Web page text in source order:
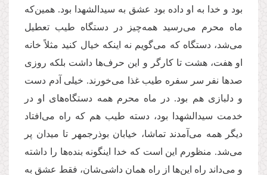
بود و خدا به او داده بود عشق به سیدالشهدا بود. همین‌که
ماه محرم می‌رسید همه‌چیز در دستگاه طیب تعطیل
می‌شد، دستگاه که می‌گویم نه اینکه خیال کنید مثلاً خانه
او هفت، هشت تا کارگر و این حرف‌ها داشت بلکه روزی
صدها نفر سر سفره طیب غذا می‌خورند. خیلی آدم دست
و دلبازی هم بود. در ماه محرم همه دستگاه‌های او در
خدمت سیدالشهدا بود، دسته طیب هم که راه می‌افتاد
دیگر همه می‌آمدند تماشا، خیابان بوذرجمهر تا میدان پر
می‌شد. منظورم این است که خدا اینگونه بنده‌ها را داشته
و می‌داند راه این‌ها از راه همان داشی‌شان، فقط عشق به